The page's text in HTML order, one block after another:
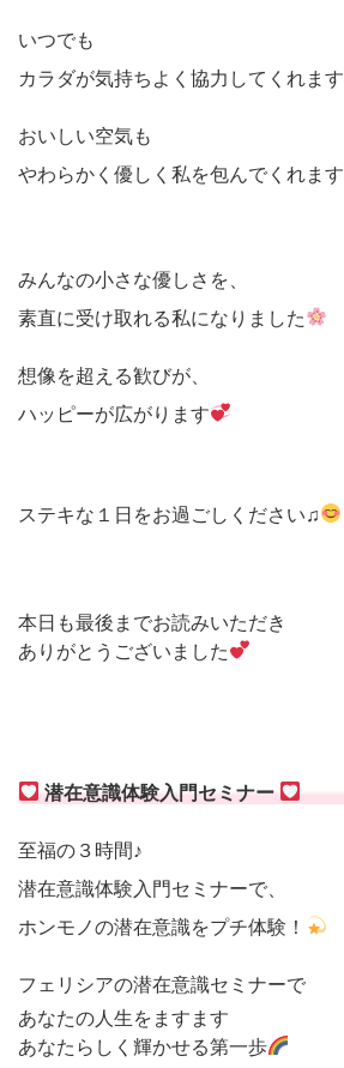
いつでも
カラダが気持ちよく協力してくれます
おいしい空気も
やわらかく優しく私を包んでくれます
みんなの小さな優しさを、
素直に受け取れる私になりました
想像を超える歓びが、
ハッピーが広がります
ステキな１日をお過ごしください♫
本日も最後までお読みいただき
ありがとうございました
潜在意識体験入門セミナー
至福の３時間♪
潜在意識体験入門セミナーで、
ホンモノの潜在意識をプチ体験！
フェリシアの潜在意識セミナーで
あなたの人生をますます
あなたらしく輝かせる第一歩